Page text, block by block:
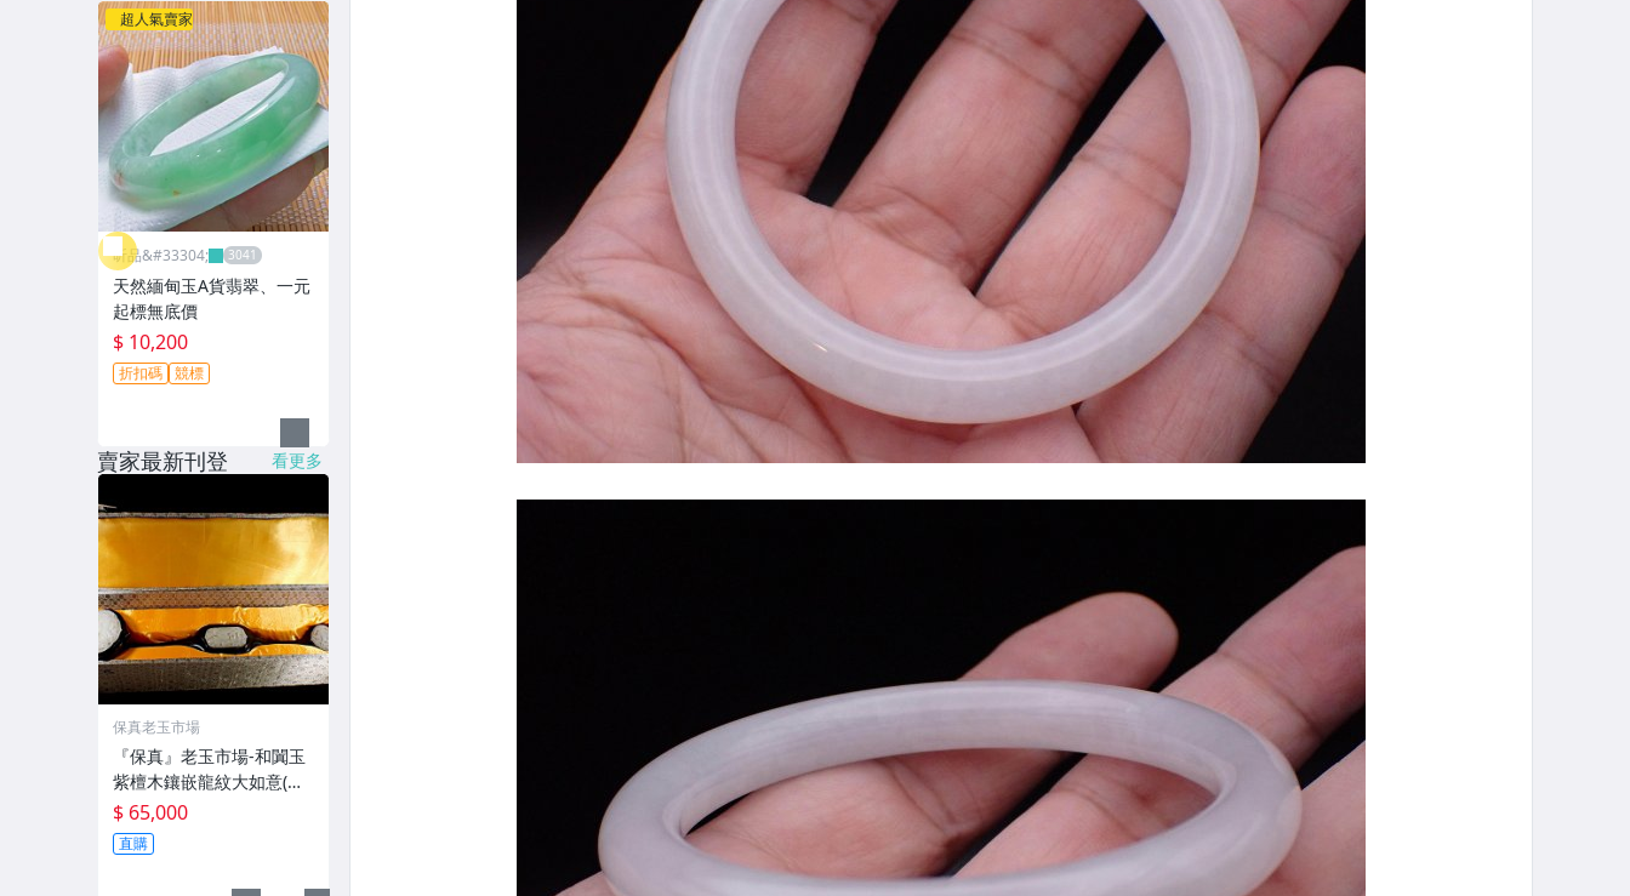
超人氣賣家
昕品&#33304;
天然緬甸玉A貨翡翠、一元
起標無底價
$ 10,200
折扣碼 競標
賣家最新刊登 看更多
保真老玉市場
『保真』老玉市場-和闐玉
紫檀木鑲嵌龍紋大如意(附
收藏錦盒)
$ 65,000
直購